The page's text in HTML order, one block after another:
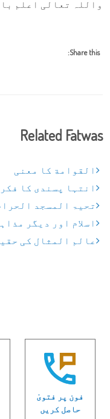
واللہ تعالی اعلم
Share this:
Related Fatwas
القوامة کا معنی
انتہا پسندی کا
تحیۃ المسجد
اسلام اور دیگر
عالم المثال کی
فون پر فتویٰ
حاصل کریں